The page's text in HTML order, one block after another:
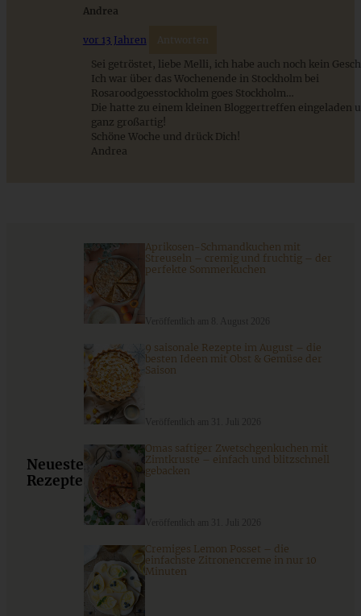
Gesunde Blaubeer-Mandel-Joghurt-Muffins
Köstliche Apfelküchlein mit Walnüssen und Orange
Minuten auf dem Tisch!
Andrea
vor 13 Jahren Antworten
Sei getröstet, liebe Melli, ich habe auch noch kein
Ich war über das Wochenende in Stockholm bei
Rosaroodgoesstockholm goes Stockholm…
Die hatte zu einem kleinen Bloggertreffen eingeladen
ganz großartig!
Schöne Woche und drück Dich!
Andrea
Neueste
Rezepte
Aprikosen-Schmandkuchen mit
Streuseln – cremig und fruchtig – der
perfekte Sommerkuchen
Veröffentlich am 8. August 2026
9 saisonale Rezepte im August – die
besten Ideen mit Obst & Gemüse der
Saison
Omas saftiger Zwetschgenkuchen mit
Zimtkruste – einfach und blitzschnell
gebacken
Veröffentlich am 31. Juli 2026
Cremiges Lemon Posset – die
einfachste Zitronencreme in nur 10
Minuten